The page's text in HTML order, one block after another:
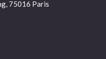
75016 Paris